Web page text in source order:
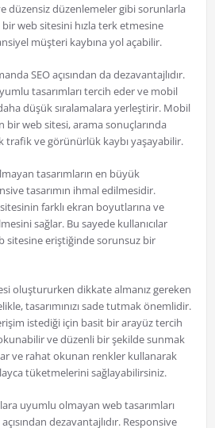
düzensiz düzenlemeler gibi sorunlarla
bir web sitesini hızla terk etmesine
müşteri kaybına yol açabilir.
SEO açısından da dezavantajlıdır.
tasarımları tercih eder ve mobil
düşük sıralamalara yerleştirir. Mobil
web sitesi, arama sonuçlarında
trafik ve görünürlük kaybı yaşayabilir.
tasarımların en büyük
tasarımın ihmal edilmesidir.
farklı ekran boyutlarına ve
sağlar. Bu sayede kullanıcılar
sitesine eriştiğinde sorunsuz bir
oluştururken dikkate almanız gereken
tasarımınızı sade tutmak önemlidir.
erişim istediği için basit bir arayüz tercih
ve düzenli bir şekilde sunmak
ve rahat okunan renkler kullanarak
tüketmelerini sağlayabilirsiniz.
uyumlu olmayan web tasarımları
dezavantajlıdır. Responsive